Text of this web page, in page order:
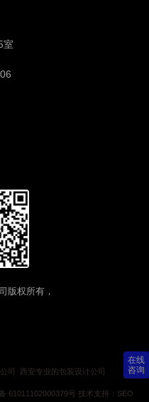
室
版权所有，
司 西安专业的包装设计公司
61011102000379号 技术支持： SEO
在线
咨询